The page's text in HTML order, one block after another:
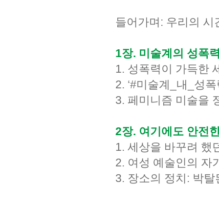
들어가며: 우리의 시
1장. 미술계의 성폭
1. 성폭력이 가득한
2. ‘#미술계_내_성폭
3. 페미니즘 미술을
2장. 여기에도 안전
1. 세상을 바꾸려 했
2. 여성 예술인의 자
3. 장소의 정치: 박